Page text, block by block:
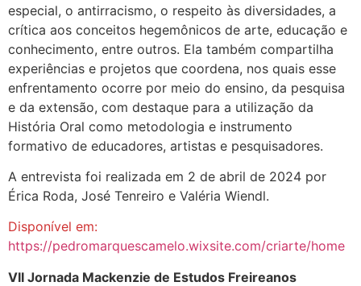
especial, o antirracismo, o respeito às diversidades, a
crítica aos conceitos hegemônicos de arte, educação e
conhecimento, entre outros. Ela também compartilha
experiências e projetos que coordena, nos quais esse
enfrentamento ocorre por meio do ensino, da pesquisa
e da extensão, com destaque para a utilização da
História Oral como metodologia e instrumento
formativo de educadores, artistas e pesquisadores.
A entrevista foi realizada em 2 de abril de 2024 por
Érica Roda, José Tenreiro e Valéria Wiendl.
Disponível em:
https://pedromarquescamelo.wixsite.com/criarte/home
VII Jornada Mackenzie de Estudos Freireanos